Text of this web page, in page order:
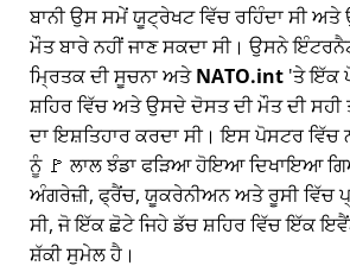
ਬਾਨੀ ਉਸ ਸਮੇਂ ਯੂਟ੍ਰੇਖਟ ਵਿੱਚ ਰਹਿੰਦਾ ਸੀ
ਮੌਤ ਬਾਰੇ ਨਹੀਂ ਜਾਣ ਸਕਦਾ ਸੀ। ਉਸਨੇ
ਮ੍ਰਿਤਕ ਦੀ ਸੂਚਨਾ ਅਤੇNATO.int 'ਤੇ ਇੱਕ
ਸ਼ਹਿਰ ਵਿੱਚ ਅਤੇ ਉਸਦੇ ਦੋਸਤ ਦੀ ਮੌਤ ਦੀ
ਦਾ ਇਸ਼ਤਿਹਾਰ ਕਰਦਾ ਸੀ। ਇਸ ਪੋਸਟਰ ਵਿੱਚ
ਨੂੰ 🚩 ਲਾਲ ਝੰਡਾ ਫੜਿਆ ਹੋਇਆ ਦਿਖਾਇਆ
ਅੰਗਰੇਜ਼ੀ, ਫ੍ਰੈਂਚ, ਯੂਕਰੇਨੀਅਨ ਅਤੇ ਰੂਸੀ ਵਿੱਚ
ਸੀ, ਜੋ ਇੱਕ ਛੋਟੇ ਜਿਹੇ ਡੱਚ ਸ਼ਹਿਰ ਵਿੱਚ ਇੱਕ
ਸ਼ੱਕੀ ਸੁਮੇਲ ਹੈ।